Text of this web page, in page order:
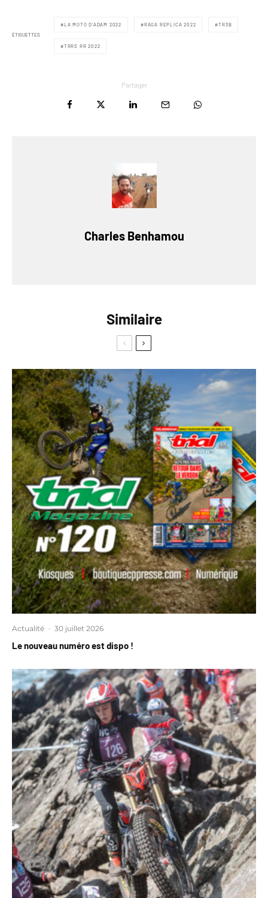
ÉTIQUETTES
LA MOTO D'ADAM 2022 RAGA REPLICA 2022 TR3B
TRRS RR 2022
Partager
Charles Benhamou
Similaire
Actualité · 30 juillet 2026
Le nouveau numéro est dispo !